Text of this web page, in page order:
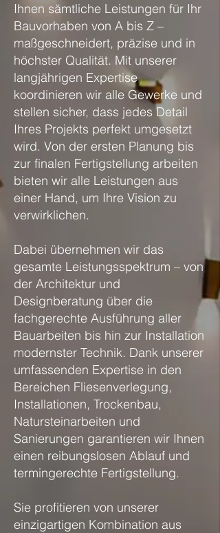
Ihnen sämtliche Leistungen für Ihr
Bauvorhaben von A bis Z –
maßgeschneidert, präzise und in
höchster Qualität. Mit unserer
langjährigen Expertise
koordinieren wir alle Gewerke und
stellen sicher, dass jedes Detail
Ihres Projekts perfekt umgesetzt
wird. Von der ersten Planung bis
zur finalen Fertigstellung arbeiten
bieten wir alle Leistungen aus
einer Hand, um Ihre Vision zu
verwirklichen.
Dabei übernehmen wir das
gesamte Leistungsspektrum – von
der Architektur und
Designberatung über die
fachgerechte Ausführung aller
Bauarbeiten bis hin zur Installation
modernster Technik. Dank unserer
umfassenden Expertise in den
Bereichen Fliesenverlegung,
Installationen, Trockenbau,
Natursteinarbeiten und
Sanierungen garantieren wir Ihnen
einen reibungslosen Ablauf und
termingerechte Fertigstellung.
Sie profitieren von unserer
einzigartigen Kombination aus